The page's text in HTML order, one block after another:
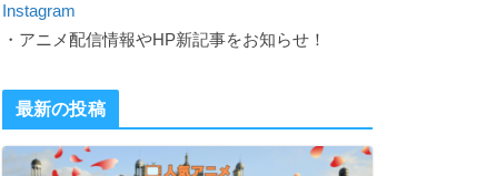
Instagram
・アニメ配信情報やHP新記事をお知らせ！
最新の投稿